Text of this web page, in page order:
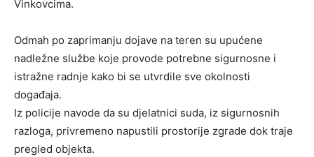
Vinkovcima.
Odmah po zaprimanju dojave na teren su upućene
nadležne službe koje provode potrebne sigurnosne i
istražne radnje kako bi se utvrdile sve okolnosti
događaja.
Iz policije navode da su djelatnici suda, iz sigurnosnih
razloga, privremeno napustili prostorije zgrade dok traje
pregled objekta.